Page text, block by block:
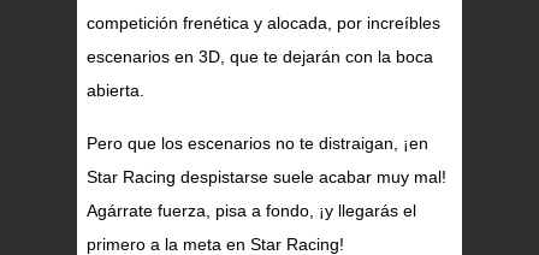
competición frenética y alocada, por increíbles
escenarios en 3D, que te dejarán con la boca
abierta.
Pero que los escenarios no te distraigan, ¡en
Star Racing despistarse suele acabar muy mal!
Agárrate fuerza, pisa a fondo, ¡y llegarás el
primero a la meta en Star Racing!